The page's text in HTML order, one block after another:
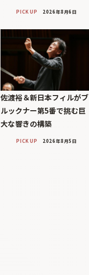
PICK UP 2026年8月6日
佐渡裕＆新日本フィルがブ
ルックナー第5番で挑む巨
大な響きの構築
PICK UP 2026年8月5日